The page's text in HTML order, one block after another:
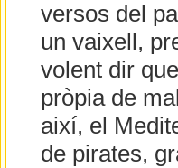
versos del
un vaixell,
volent dir
pròpia de
així, el
de pirates,